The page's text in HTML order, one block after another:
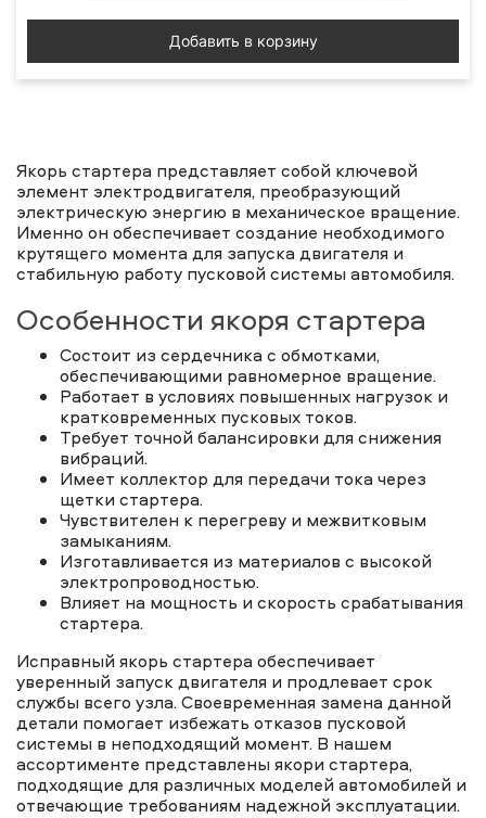
Добавить в корзину
Якорь стартера представляет собой ключевой
элемент электродвигателя, преобразующий
электрическую энергию в механическое вращение.
Именно он обеспечивает создание необходимого
крутящего момента для запуска двигателя и
стабильную работу пусковой системы автомобиля.
Особенности якоря стартера
Состоит из сердечника с обмотками,
обеспечивающими равномерное вращение.
Работает в условиях повышенных нагрузок и
кратковременных пусковых токов.
Требует точной балансировки для снижения
вибраций.
Имеет коллектор для передачи тока через
щетки стартера.
Чувствителен к перегреву и межвитковым
замыканиям.
Изготавливается из материалов с высокой
электропроводностью.
Влияет на мощность и скорость срабатывания
стартера.
Исправный якорь стартера обеспечивает
уверенный запуск двигателя и продлевает срок
службы всего узла. Своевременная замена данной
детали помогает избежать отказов пусковой
системы в неподходящий момент. В нашем
ассортименте представлены якори стартера,
подходящие для различных моделей автомобилей и
отвечающие требованиям надежной эксплуатации.